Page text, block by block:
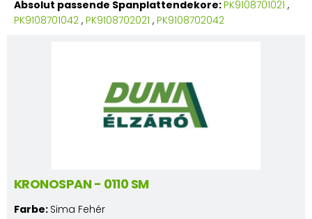
Absolut passende Spanplattendekore: PK9108701021 ,
PK9108701042 , PK9108702021 , PK9108702042
KRONOSPAN - 0110 SM
Farbe: Sima Fehér